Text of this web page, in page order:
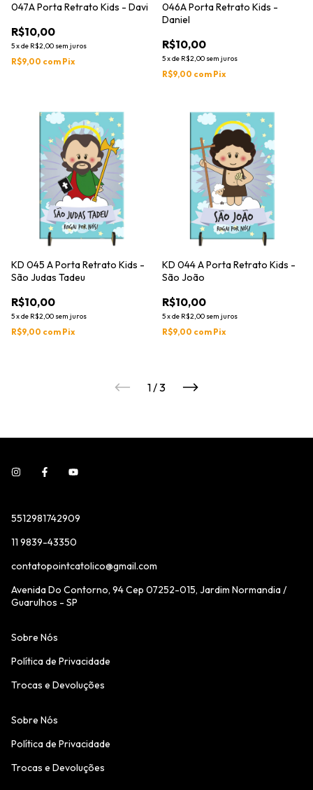
047A Porta Retrato Kids - Davi
R$10,00
5xde R$2,00 sem juros
R$9,00 com Pix
046A Porta Retrato Kids -
Daniel
R$10,00
5xde R$2,00 sem juros
R$9,00 com Pix
KD 045 A Porta Retrato Kids -
São Judas Tadeu
R$10,00
5xde R$2,00 sem juros
R$9,00 com Pix
KD 044 A Porta Retrato Kids -
São João
R$10,00
5xde R$2,00 sem juros
R$9,00 com Pix
1/3
5512981742909
11 9839-43350
contatopointcatolico@gmail.com
Avenida Do Contorno, 94 Cep 07252-015, Jardim Normandia /
Guarulhos - SP
Sobre Nós
Política de Privacidade
Trocas e Devoluções
Sobre Nós
Política de Privacidade
Trocas e Devoluções